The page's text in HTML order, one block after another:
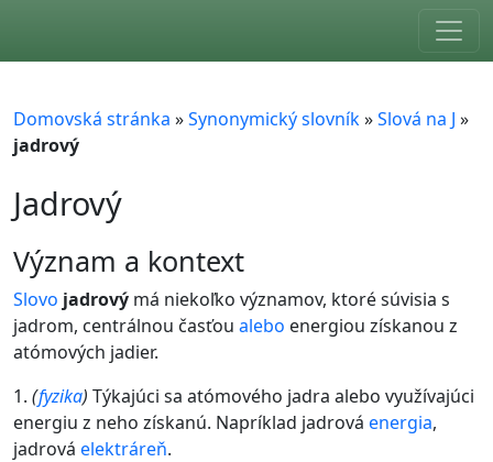
Domovská stránka »Synonymický slovník»Slová na J »
jadrový
Jadrový
význam a kontext
Slovo jadrový má niekoľko významov, ktoré súvisia s
jadrom, centrálnou časťou alebo energiou získanou z
atómových jadier.
1. (fyzika) Týkajúci sa atómového jadra alebo využívajúci
energiu z neho získanú. Napríklad jadrová energia,
jadrová elektráreň.